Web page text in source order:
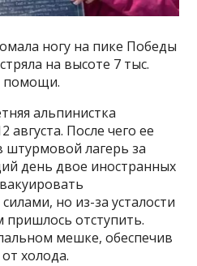
ногу на пике Победы
на высоте 7 тыс.
помощи.
альпинистка
августа. После чего ее
штурмовой лагерь за
день двое иностранных
но из-за усталости
отступить.
мешке, обеспечив
холода.